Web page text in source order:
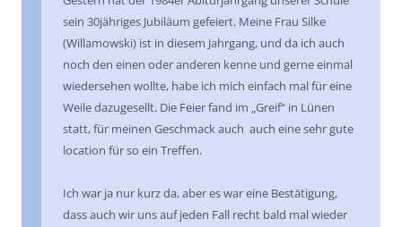
sein 30jähriges Jubiläum gefeiert. Meine Frau Silke
(Willamowski) ist in diesem Jahrgang, und da ich auch
noch den einen oder anderen kenne und gerne einmal
wiedersehen wollte, habe ich mich einfach mal für eine
Weile dazugesellt. Die Feier fand im „Greif“ in Lünen
statt, für meinen Geschmack auch auch eine sehr gute
location für so ein Treffen.
Ich war ja nur kurz da, aber es war eine Bestätigung,
dass auch wir uns auf jeden Fall recht bald mal wieder